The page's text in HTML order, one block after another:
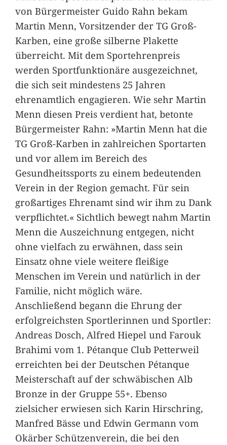
von Bürgermeister Guido Rahn bekam
Martin Menn, Vorsitzender der TG Groß-
Karben, eine große silberne Plakette
überreicht. Mit dem Sportehrenpreis
werden Sportfunktionäre ausgezeichnet,
die sich seit mindestens 25 Jahren
ehrenamtlich engagieren. Wie sehr Martin
Menn diesen Preis verdient hat, betonte
Bürgermeister Rahn: »Martin Menn hat die
TG Groß-Karben in zahlreichen Sportarten
und vor allem im Bereich des
Gesundheitssports zu einem bedeutenden
Verein in der Region gemacht. Für sein
großartiges Ehrenamt sind wir ihm zu Dank
verpflichtet.« Sichtlich bewegt nahm Martin
Menn die Auszeichnung entgegen, nicht
ohne vielfach zu erwähnen, dass sein
Einsatz ohne viele weitere fleißige
Menschen im Verein und natürlich in der
Familie, nicht möglich wäre.
Anschließend begann die Ehrung der
erfolgreichsten Sportlerinnen und Sportler:
Andreas Dosch, Alfred Hiepel und Farouk
Brahimi vom 1. Pétanque Club Petterweil
erreichten bei der Deutschen Pétanque
Meisterschaft auf der schwäbischen Alb
Bronze in der Gruppe 55+. Ebenso
zielsicher erwiesen sich Karin Hirschring,
Manfred Bässe und Edwin Germann vom
Okärber Schützenverein, die bei den